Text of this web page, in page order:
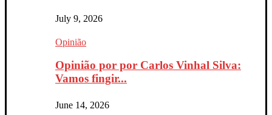
July 9, 2026
Opinião
Opinião por por Carlos Vinhal Silva:
Vamos fingir...
June 14, 2026